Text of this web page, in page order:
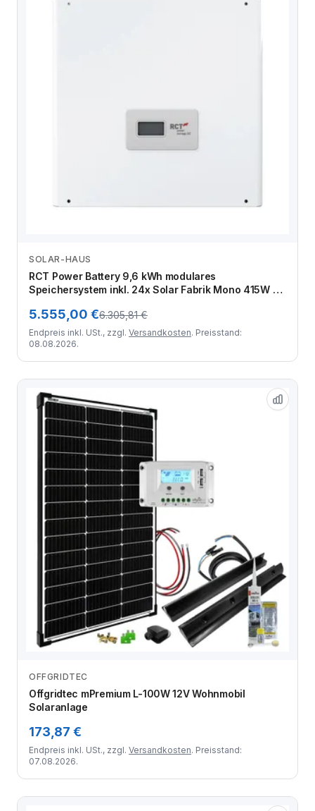
SOLAR-HAUS
RCT Power Battery 9,6 kWh modulares
Speichersystem inkl. 24x Solar Fabrik Mono 415W S4
Unterkonstruktion
5.555,00 €6.305,81 €
Endpreis inkl. USt., zzgl. Versandkosten. Preisstand:
08.08.2026.
OFFGRIDTEC
Offgridtec mPremium L-100W 12V Wohnmobil
Solaranlage
173,87 €
Endpreis inkl. USt., zzgl. Versandkosten. Preisstand:
07.08.2026.